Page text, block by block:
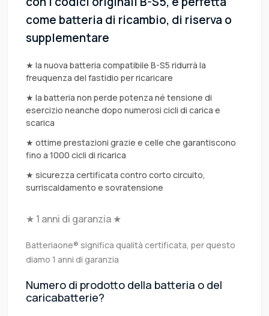
come batteria di ricambio, di riserva o
supplementare
★ la nuova batteria compatibile B-S5 ridurrà la
freuquenza del fastidio per ricaricare
★ la batteria non perde potenza né tensione di
esercizio neanche dopo numerosi cicli di carica e
scarica
★ ottime prestazioni grazie e celle che garantiscono
fino a 1000 cicli di ricarica
★ sicurezza certificata contro corto circuito,
surriscaldamento e sovratensione
★ 1 anni di garanzia ★
Batteriaone® significa qualità certificata, per questo
diamo 1 anni di garanzia
Numero di prodotto della batteria o del
caricabatterie?